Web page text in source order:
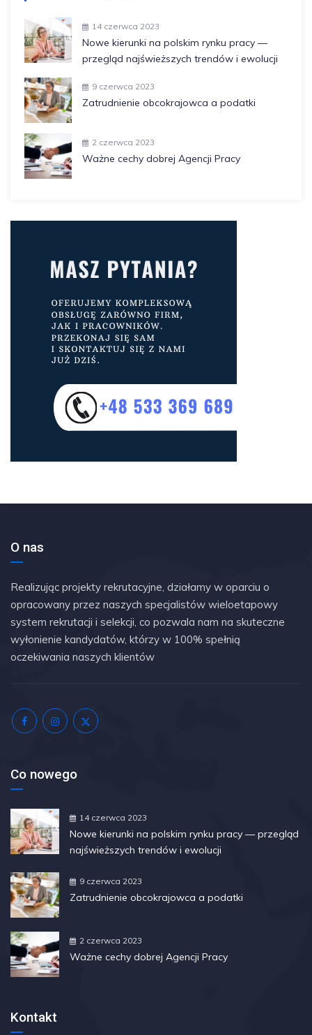
14 czerwca 2023
Nowe kierunki na polskim rynku pracy —
przegląd najświeższych trendów i ewolucji
9 czerwca 2023
Zatrudnienie obcokrajowca a podatki
2 czerwca 2023
Ważne cechy dobrej Agencji Pracy
O nas
Realizując projekty rekrutacyjne, działamy w oparciu o
opracowany przez naszych specjalistów wieloetapowy
system rekrutacji i selekcji, co pozwala nam na skuteczne
wyłonienie kandydatów, którzy w 100% spełnią
oczekiwania naszych klientów
Co nowego
14 czerwca 2023
Nowe kierunki na polskim rynku pracy — przegląd
najświeższych trendów i ewolucji
9 czerwca 2023
Zatrudnienie obcokrajowca a podatki
2 czerwca 2023
Ważne cechy dobrej Agencji Pracy
Kontakt